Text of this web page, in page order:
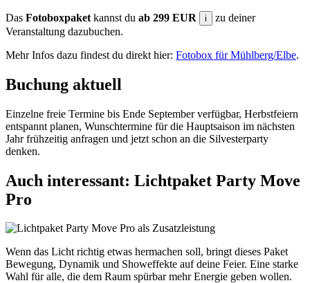
Das Fotoboxpaket kannst du ab 299 EUR i
zu deiner
Veranstaltung dazubuchen.
Mehr Infos dazu findest du direkt hier: Fotobox für Mühlberg/Elbe.
Buchung aktuell
Einzelne freie Termine bis Ende September verfügbar, Herbstfeiern
entspannt planen, Wunschtermine für die Hauptsaison im nächsten
Jahr frühzeitig anfragen und jetzt schon an die Silvesterparty
denken.
Auch interessant: Lichtpaket Party Move
Pro
Wenn das Licht richtig etwas hermachen soll, bringt dieses Paket
Bewegung, Dynamik und Showeffekte auf deine Feier. Eine starke
Wahl für alle, die dem Raum spürbar mehr Energie geben wollen.